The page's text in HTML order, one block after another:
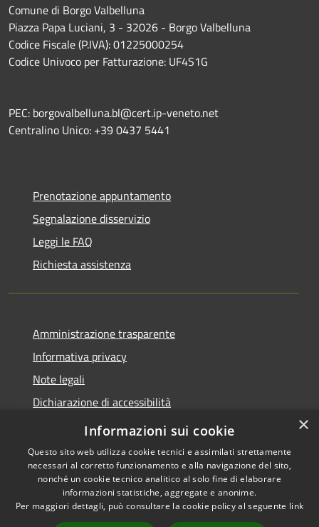
Comune di Borgo Valbelluna
Piazza Papa Luciani, 3 - 32026 - Borgo Valbelluna
Codice Fiscale (P.IVA): 01225000254
Codice Univoco per Fatturazione: UF4S1G
PEC: borgovalbelluna.bl@cert.ip-veneto.net
Centralino Unico: +39 0437 5441
Prenotazione appuntamento
Segnalazione disservizio
Leggi le FAQ
Richiesta assistenza
Amministrazione trasparente
Informativa privacy
Note legali
Dichiarazione di accessibilità
Piano di miglioramento dei servizi
Accessibilità
Copyright © 2026 • Comune di
Borgo Valbelluna • Powered by
×
Informazioni sui cookie
Questo sito web utilizza cookie tecnici e assimilati strettamente
necessari al corretto funzionamento e alla navigazione del sito,
nonché un cookie tecnico analitico al solo fine di elaborare
informazioni statistiche, aggregate e anonime.
Per maggiori dettagli, può consultare la cookie policy al seguente link